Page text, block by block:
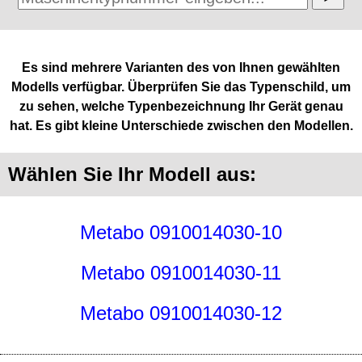
Es sind mehrere Varianten des von Ihnen gewählten
Modells verfügbar. Überprüfen Sie das Typenschild, um
zu sehen, welche Typenbezeichnung Ihr Gerät genau
hat. Es gibt kleine Unterschiede zwischen den Modellen.
Wählen Sie Ihr Modell aus:
Metabo 0910014030-10
Metabo 0910014030-11
Metabo 0910014030-12